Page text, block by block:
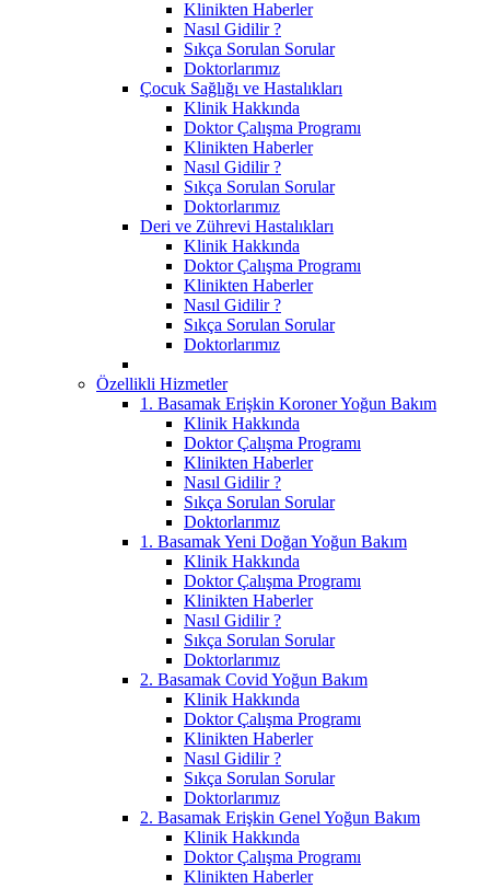
Klinikten Haberler
Nasıl Gidilir ?
Sıkça Sorulan Sorular
Doktorlarımız
Çocuk Sağlığı ve Hastalıkları
Klinik Hakkında
Doktor Çalışma Programı
Klinikten Haberler
Nasıl Gidilir ?
Sıkça Sorulan Sorular
Doktorlarımız
Deri ve Zührevi Hastalıkları
Klinik Hakkında
Doktor Çalışma Programı
Klinikten Haberler
Nasıl Gidilir ?
Sıkça Sorulan Sorular
Doktorlarımız
Özellikli Hizmetler
1. Basamak Erişkin Koroner Yoğun Bakım
Klinik Hakkında
Doktor Çalışma Programı
Klinikten Haberler
Nasıl Gidilir ?
Sıkça Sorulan Sorular
Doktorlarımız
1. Basamak Yeni Doğan Yoğun Bakım
Klinik Hakkında
Doktor Çalışma Programı
Klinikten Haberler
Nasıl Gidilir ?
Sıkça Sorulan Sorular
Doktorlarımız
2. Basamak Covid Yoğun Bakım
Klinik Hakkında
Doktor Çalışma Programı
Klinikten Haberler
Nasıl Gidilir ?
Sıkça Sorulan Sorular
Doktorlarımız
2. Basamak Erişkin Genel Yoğun Bakım
Klinik Hakkında
Doktor Çalışma Programı
Klinikten Haberler